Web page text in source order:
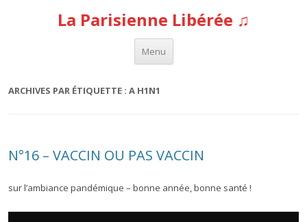
La Parisienne Libérée ♫
Menu
Aller au contenu
ARCHIVES PAR ÉTIQUETTE : A H1N1
N°16 – VACCIN OU PAS VACCIN
sur l’ambiance pandémique – bonne année, bonne santé !